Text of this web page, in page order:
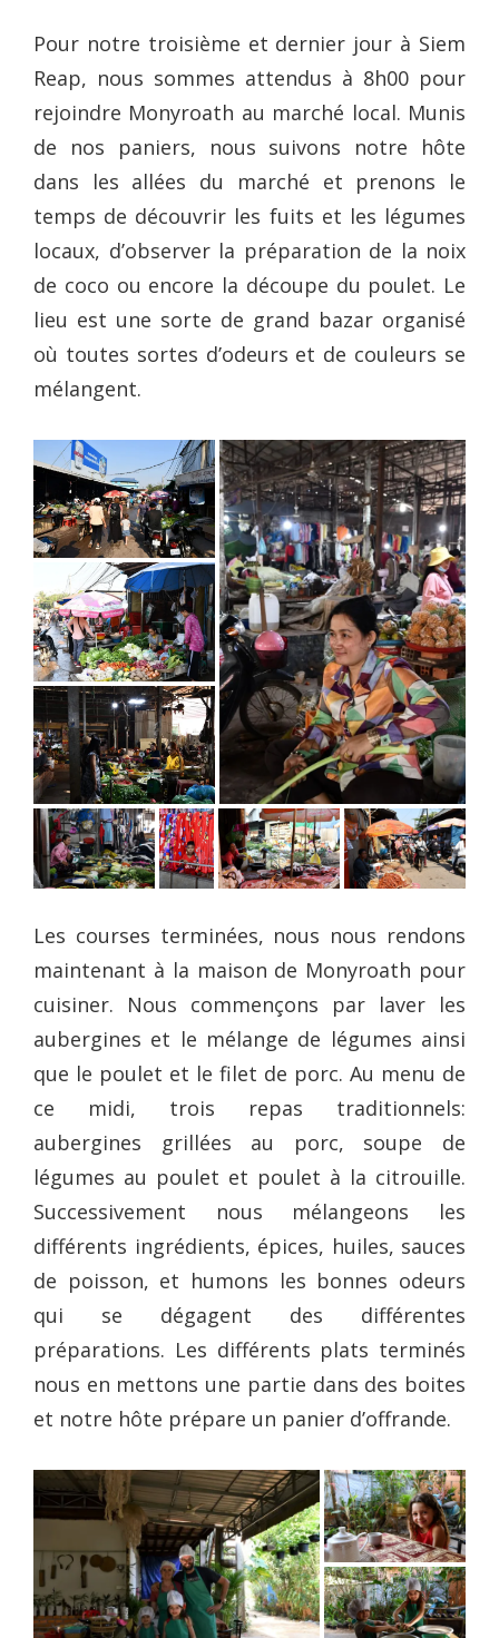
Pour notre troisième et dernier jour à Siem
Reap, nous sommes attendus à 8h00 pour
rejoindre Monyroath au marché local. Munis
de nos paniers, nous suivons notre hôte
dans les allées du marché et prenons le
temps de découvrir les fuits et les légumes
locaux, d’observer la préparation de la noix
de coco ou encore la découpe du poulet. Le
lieu est une sorte de grand bazar organisé
où toutes sortes d’odeurs et de couleurs se
mélangent.
Les courses terminées, nous nous rendons
maintenant à la maison de Monyroath pour
cuisiner. Nous commençons par laver les
aubergines et le mélange de légumes ainsi
que le poulet et le filet de porc. Au menu de
ce midi, trois repas traditionnels:
aubergines grillées au porc, soupe de
légumes au poulet et poulet à la citrouille.
Successivement nous mélangeons les
différents ingrédients, épices, huiles, sauces
de poisson, et humons les bonnes odeurs
qui se dégagent des différentes
préparations. Les différents plats terminés
nous en mettons une partie dans des boites
et notre hôte prépare un panier d’offrande.